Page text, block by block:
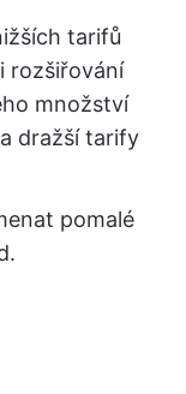
tarifů
rozšiřování
množství
dražší tarify
pomalé